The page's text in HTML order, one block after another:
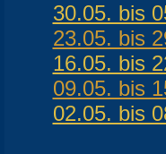
30.05. bis
23.05. bis
16.05. bis
09.05. bis
02.05. bis